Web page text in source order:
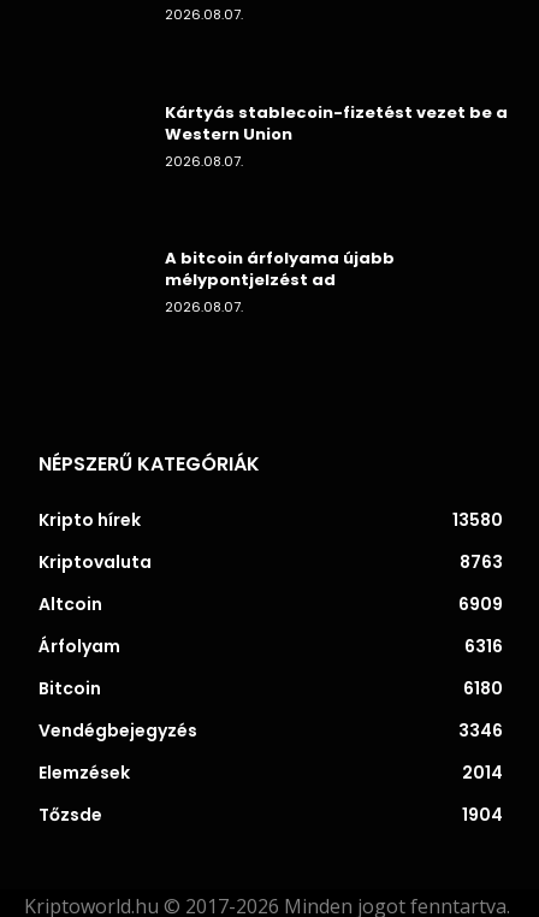
2026.08.07.
Kártyás stablecoin-fizetést vezet be a
Western Union
2026.08.07.
A bitcoin árfolyama újabb
mélypontjelzést ad
2026.08.07.
NÉPSZERŰ KATEGÓRIÁK
Kripto hírek
13580
Kriptovaluta
8763
Altcoin
6909
Árfolyam
6316
Bitcoin
6180
Vendégbejegyzés
3346
Elemzések
2014
Tőzsde
1904
Kriptoworld.hu © 2017-2026 Minden jogot fenntartva.